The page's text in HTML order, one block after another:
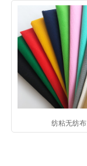
纺粘无纺布